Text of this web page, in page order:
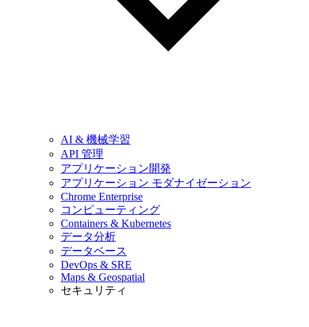
AI & 機械学習
API 管理
アプリケーション開発
アプリケーション モダナイゼーション
Chrome Enterprise
コンピューティング
Containers & Kubernetes
データ分析
データベース
DevOps & SRE
Maps & Geospatial
セキュリティ